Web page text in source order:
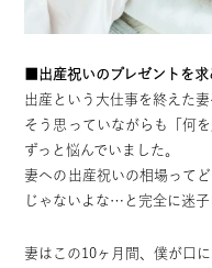
■出産祝いのプレゼントを
出産という大仕事を終えた
そう思っていながらも「何
ずっと悩んでいました。
妻への出産祝いの相場って
じゃないよな…と完全に迷
妻はこの10ヶ月間、僕が口